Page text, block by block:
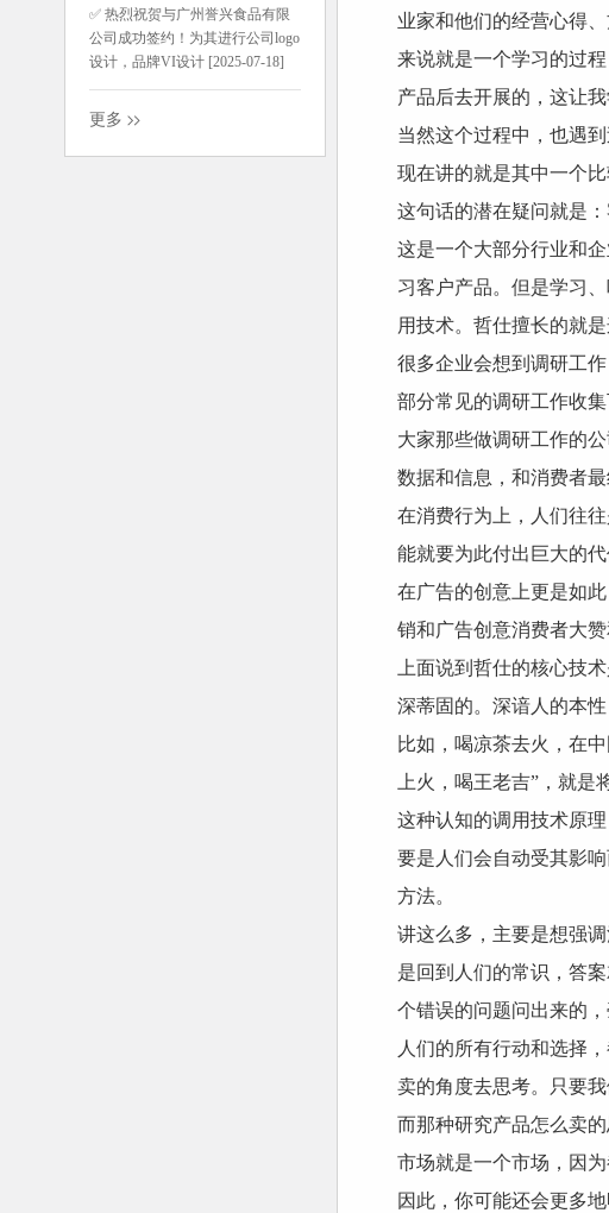
✅ 热烈祝贺与广州誉兴食品有限
公司成功签约！为其进行公司logo
设计，品牌VI设计 [2025-07-18]
更多
业家和他们的经营心得
来说就是一个学习的过
产品后去开展的，这让
当然这个过程中，也遇
现在讲的就是其中一个
这句话的潜在疑问就是
这是一个大部分行业和
习客户产品。但是学习
用技术。哲仕擅长的就是
很多企业会想到调研工
部分常见的调研工作收
大家那些做调研工作的
数据和信息，和消费者
在消费行为上，人们往
能就要为此付出巨大的
在广告的创意上更是如
销和广告创意消费者大
上面说到哲仕的核心技
深蒂固的。深谙人的本
比如，喝凉茶去火，在
上火，喝王老吉”，就是
这种认知的调用技术原
要是人们会自动受其影
方法。
讲这么多，主要是想强
是回到人们的常识，答
个错误的问题问出来的
人们的所有行动和选择
卖的角度去思考。只要
而那种研究产品怎么卖
市场就是一个市场，因
因此，你可能还会更多